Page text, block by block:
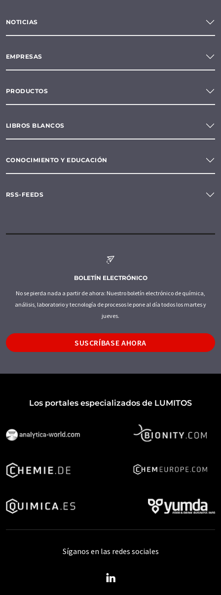
NOTICIAS
EMPRESAS
PRODUCTOS
LIBROS BLANCOS
CONOCIMIENTO Y EDUCACIÓN
RSS-FEEDS
BOLETÍN ELECTRÓNICO
No se pierda nada a partir de ahora: Nuestro boletín electrónico de química,
análisis, laboratorio y tecnología de procesos le pone al día todos los martes y
jueves.
SUSCRÍBASE AHORA
Los portales especializados de LUMITOS
Síganos en las redes sociales